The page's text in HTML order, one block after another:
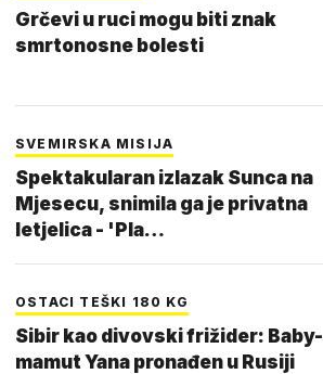
Grčevi u ruci mogu biti znak
smrtonosne bolesti
SVEMIRSKA MISIJA
Spektakularan izlazak Sunca na
Mjesecu, snimila ga je privatna
letjelica - 'Pla…
OSTACI TEŠKI 180 KG
Sibir kao divovski frižider: Baby-
mamut Yana pronađen u Rusiji